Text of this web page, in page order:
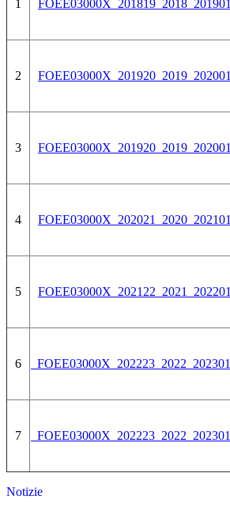
1
2
3
4
5
6
7
Notizie